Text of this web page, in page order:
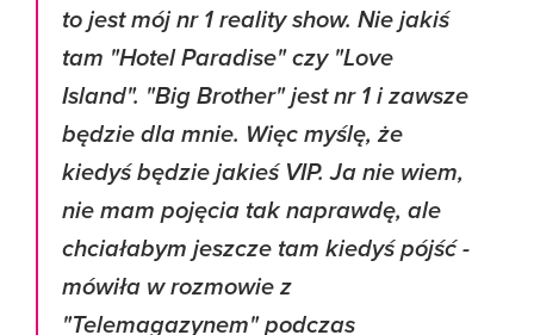
to jest mój nr 1 reality show. Nie jakiś
tam "Hotel Paradise" czy "Love
Island". "Big Brother" jest nr 1 i zawsze
będzie dla mnie. Więc myślę, że
kiedyś będzie jakieś VIP. Ja nie wiem,
nie mam pojęcia tak naprawdę, ale
chciałabym jeszcze tam kiedyś pójść -
mówiła w rozmowie z
"Telemagazynem" podczas